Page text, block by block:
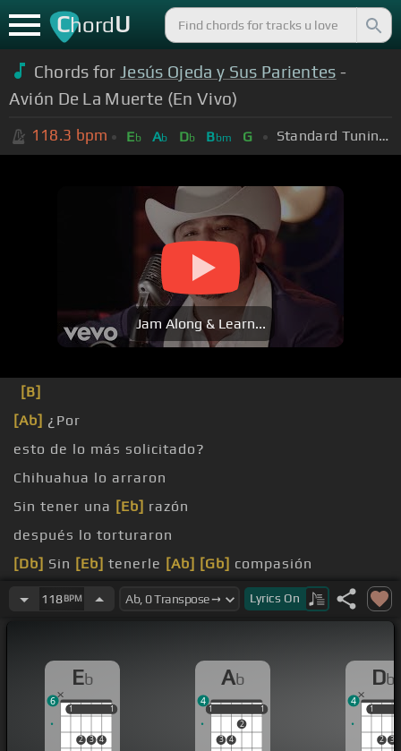
ChordU
Chords forJesús Ojeda y Sus Parientes -
Avión De La Muerte (En Vivo)
118.3 bpm Eb Ab Db Bbm G Standard Tuning (EADGBE)
Jam Along & Learn...
[B]
[Ab] ¿Por
esto de lo más solicitado?
Chihuahua lo arraron
Sin tener una [Eb] razón
después lo torturaron
[Db] Sin [Eb] tenerle [Ab] [Gb] compasión
[Gm] A[Ab] su amigo lo encerraron
118BPM Lyrics On
Eb
1
2 3 4
1
1 1
6
Ab
1
3 4
2
1
1 1
4
Db
1
2 3
1
4